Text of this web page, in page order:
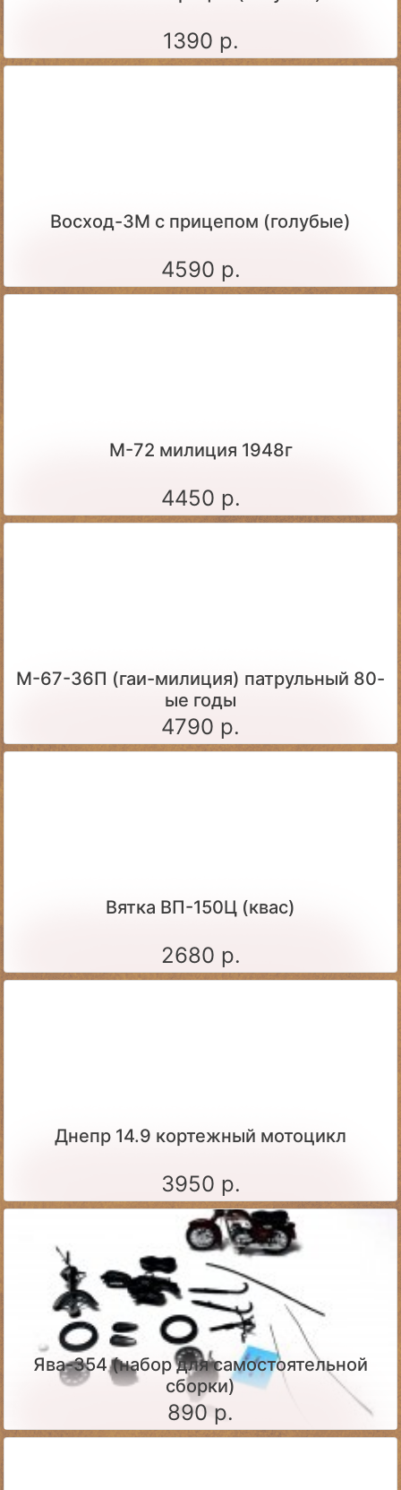
1390 р.
Восход-3М с прицепом (голубые)
4590 р.
М-72 милиция 1948г
4450 р.
М-67-36П (гаи-милиция) патрульный 80-
ые годы
4790 р.
Вятка ВП-150Ц (квас)
2680 р.
Днепр 14.9 кортежный мотоцикл
3950 р.
Ява-354 (набор для самостоятельной
сборки)
890 р.